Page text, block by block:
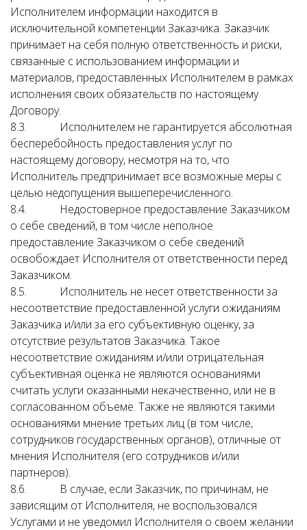
Исполнителем информации находится в
исключительной компетенции Заказчика. Заказчик
принимает на себя полную ответственность и риски,
связанные с использованием информации и
материалов, предоставленных Исполнителем в рамках
исполнения своих обязательств по настоящему
Договору.
8.3. Исполнителем не гарантируется абсолютная
бесперебойность предоставления услуг по
настоящему договору, несмотря на то, что
Исполнитель предпринимает все возможные меры с
целью недопущения вышеперечисленного.
8.4. Недостоверное предоставление Заказчиком
о себе сведений, в том числе неполное
предоставление Заказчиком о себе сведений
освобождает Исполнителя от ответственности перед
Заказчиком.
8.5. Исполнитель не несет ответственности за
несоответствие предоставленной услуги ожиданиям
Заказчика и/или за его субъективную оценку, за
отсутствие результатов Заказчика. Такое
несоответствие ожиданиям и/или отрицательная
субъективная оценка не являются основаниями
считать услуги оказанными некачественно, или не в
согласованном объеме. Также не являются такими
основаниями мнение третьих лиц (в том числе,
сотрудников государственных органов), отличные от
мнения Исполнителя (его сотрудников и/или
партнеров).
8.6. В случае, если Заказчик, по причинам, не
зависящим от Исполнителя, не воспользовался
Услугами и не уведомил Исполнителя о своем желании